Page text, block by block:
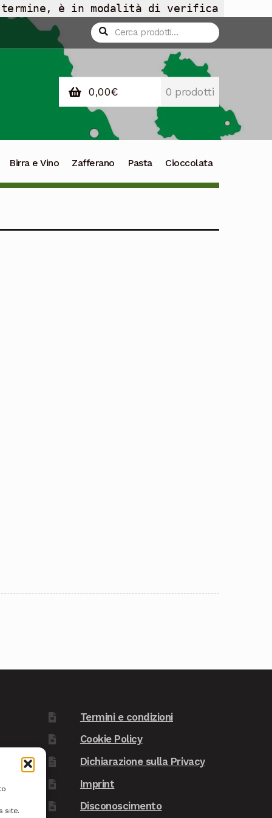
site.
termine, è in modalità di verifica
Cerca:
Cerca
0,00€ 0 prodotti
Birra e Vino Zafferano Pasta Cioccolata
Termini e condizioni
Cookie Policy
Dichiarazione sulla Privacy
Imprint
Disconoscimento